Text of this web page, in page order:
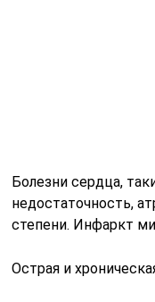
Болезни сердца,
недостаточность,
степени. Инфаркт
Острая и